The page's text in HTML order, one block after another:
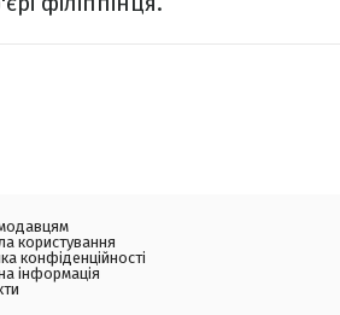
користування
конфіденційності
інформація